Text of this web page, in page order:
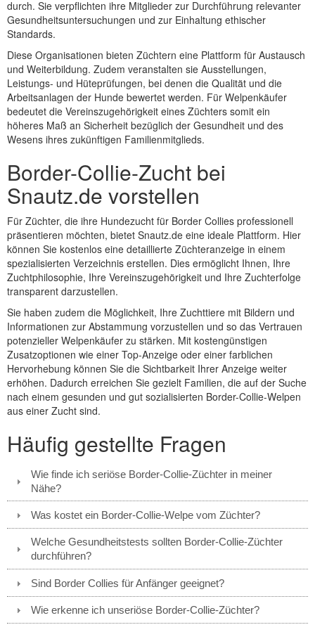
durch. Sie verpflichten ihre Mitglieder zur Durchführung relevanter
Gesundheitsuntersuchungen und zur Einhaltung ethischer
Standards.
Diese Organisationen bieten Züchtern eine Plattform für Austausch
und Weiterbildung. Zudem veranstalten sie Ausstellungen,
Leistungs- und Hüteprüfungen, bei denen die Qualität und die
Arbeitsanlagen der Hunde bewertet werden. Für Welpenkäufer
bedeutet die Vereinszugehörigkeit eines Züchters somit ein
höheres Maß an Sicherheit bezüglich der Gesundheit und des
Wesens ihres zukünftigen Familienmitglieds.
Border-Collie-Zucht bei
Snautz.de vorstellen
Für Züchter, die ihre Hundezucht für Border Collies professionell
präsentieren möchten, bietet Snautz.de eine ideale Plattform. Hier
können Sie kostenlos eine detaillierte Züchteranzeige in einem
spezialisierten Verzeichnis erstellen. Dies ermöglicht Ihnen, Ihre
Zuchtphilosophie, Ihre Vereinszugehörigkeit und Ihre Zuchterfolge
transparent darzustellen.
Sie haben zudem die Möglichkeit, Ihre Zuchttiere mit Bildern und
Informationen zur Abstammung vorzustellen und so das Vertrauen
potenzieller Welpenkäufer zu stärken. Mit kostengünstigen
Zusatzoptionen wie einer Top-Anzeige oder einer farblichen
Hervorhebung können Sie die Sichtbarkeit Ihrer Anzeige weiter
erhöhen. Dadurch erreichen Sie gezielt Familien, die auf der Suche
nach einem gesunden und gut sozialisierten Border-Collie-Welpen
aus einer Zucht sind.
Häufig gestellte Fragen
Wie finde ich seriöse Border-Collie-Züchter in meiner
Nähe?
Was kostet ein Border-Collie-Welpe vom Züchter?
Welche Gesundheitstests sollten Border-Collie-Züchter
durchführen?
Sind Border Collies für Anfänger geeignet?
Wie erkenne ich unseriöse Border-Collie-Züchter?